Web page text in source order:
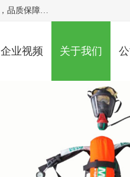
北京中创汇安科贸有限公司专业生产救援三脚架、天鹰4X气体检测仪、梅思安空气呼吸器、霍尼韦尔速差器等产品，品质保障，价格合理，欢迎在线致电咨询。
企业视频 关于我们